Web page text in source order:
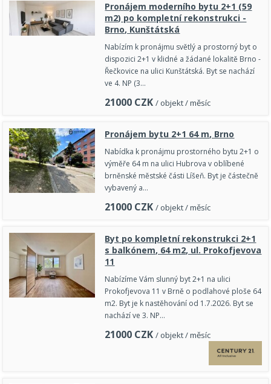
Pronájem moderního bytu 2+1 (59
m2) po kompletní rekonstrukci -
Brno, Kunštátská
Nabízím k pronájmu světlý a prostorný byt o
dispozici 2+1 v klidné a žádané lokalitě Brno -
Řečkovice na ulici Kunštátská. Byt se nachází
ve 4. NP (3…
21000 CZK / objekt / měsíc
Pronájem bytu 2+1 64 m, Brno
Nabídka k pronájmu prostorného bytu 2+1 o
výměře 64 m na ulici Hubrova v oblíbené
brněnské městské části Líšeň. Byt je částečně
vybavený a…
21000 CZK / objekt / měsíc
Byt po kompletní rekonstrukci 2+1
s balkónem, 64 m2, ul. Prokofjevova
11
Nabízíme Vám slunný byt 2+1 na ulici
Prokofjevova 11 v Brně o podlahové ploše 64
m2. Byt je k nastěhování od 1.7.2026. Byt se
nachází ve 3. NP…
21000 CZK / objekt / měsíc